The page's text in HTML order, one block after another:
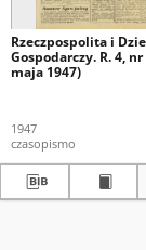
Rzeczpospolita i
Gospodarczy. R. 4, nr
maja 1947)
1947
czasopismo